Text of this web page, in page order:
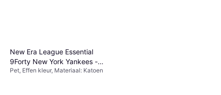
New Era League Essential
9Forty New York Yankees -
Black
Pet, Effen kleur, Materiaal: Katoen